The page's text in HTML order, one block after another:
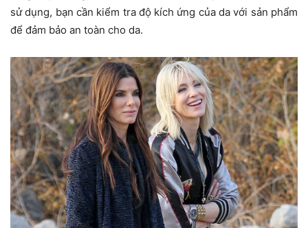
sử dụng, bạn cần kiểm tra độ kích ứng của da với sản phẩm
để đảm bảo an toàn cho da.